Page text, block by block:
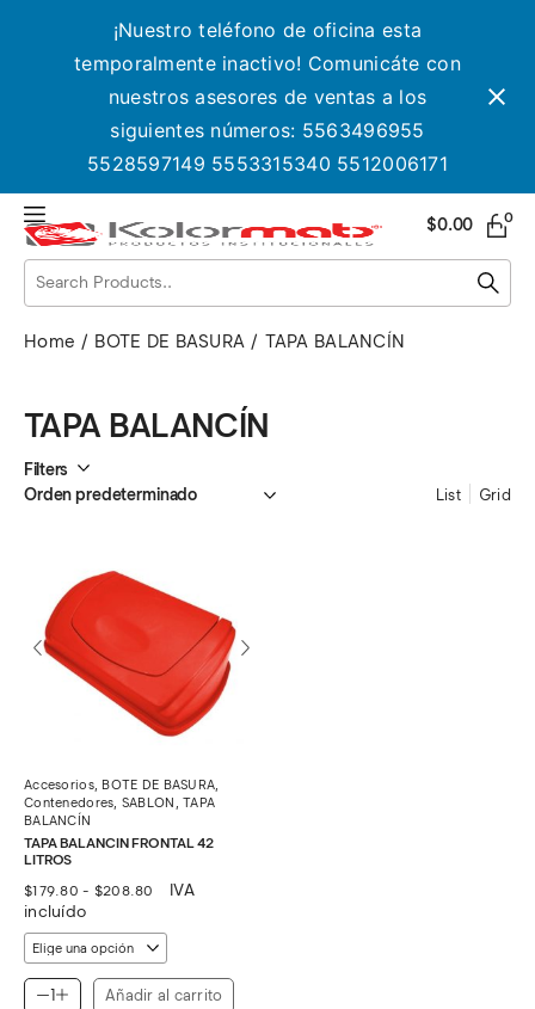
¡Nuestro teléfono de oficina esta
temporalmente inactivo! Comunicáte con
nuestros asesores de ventas a los
siguientes números: 5563496955
5528597149 5553315340 5512006171
$0.00 0
Home BOTE DE BASURA TAPA BALANCÍN
TAPA BALANCÍN
Filters
List Grid
Accesorios, BOTE DE BASURA,
Contenedores, SABLON ,TAPA
BALANCÍN
TAPA BALANCIN FRONTAL 42
LITROS
$179.80 - $208.80 Rango
desde
$179.80
hasta
$208.80
IVA
incluído
Añadir al carrito